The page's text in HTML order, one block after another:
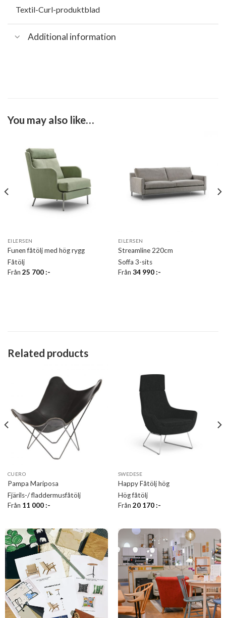
Textil-Curl-produktblad
Additional information
You may also like…
EILERSEN
Funen fåtölj med hög rygg
Fåtölj
Från 25 700:-
EILERSEN
Streamline 220cm
Soffa 3-sits
Från 34 990:-
Related products
CUERO
Pampa Mariposa
Fjärils-/ fladdermusfåtölj
Från 11 000:-
SWEDESE
Happy Fåtölj hög
Hög fåtölj
Från 20 170:-